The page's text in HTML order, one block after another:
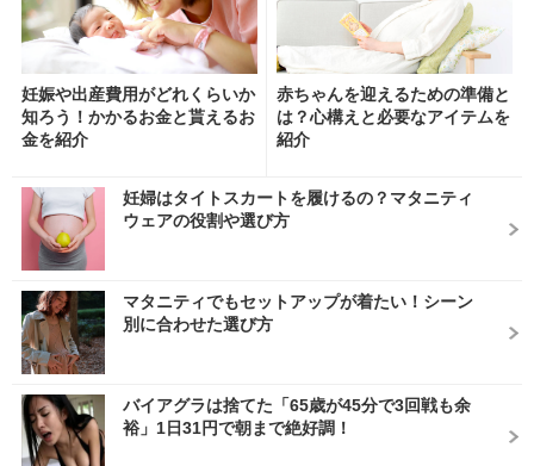
妊娠や出産費用がどれくらいか
知ろう！かかるお金と貰えるお
金を紹介
赤ちゃんを迎えるための準備と
は？心構えと必要なアイテムを
紹介
妊婦はタイトスカートを履けるの？マタニティ
ウェアの役割や選び方
マタニティでもセットアップが着たい！シーン
別に合わせた選び方
バイアグラは捨てた「65歳が45分で3回戦も余
裕」1日31円で朝まで絶好調！